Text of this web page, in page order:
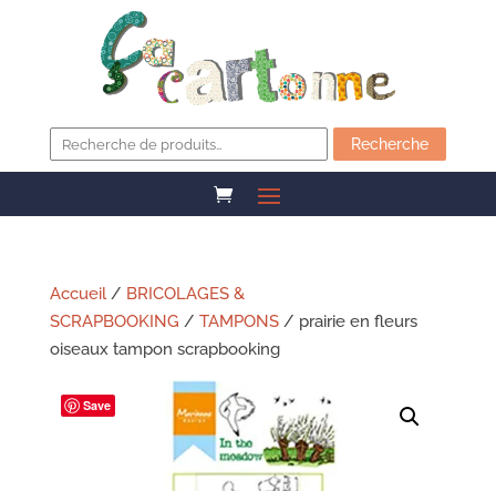
pour :
Recherche
Accueil/ BRICOLAGES &
SCRAPBOOKING / TAMPONS/ prairie en fleurs
oiseaux tampon scrapbooking
Save